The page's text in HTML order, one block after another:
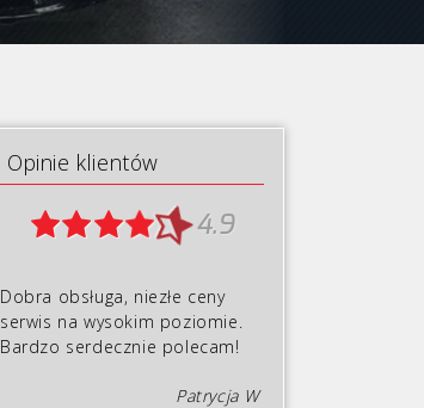
Opinie klientów
4.9
Dobra obsługa, niezłe ceny
serwis na wysokim poziomie.
Bardzo serdecznie polecam!
Patrycja W